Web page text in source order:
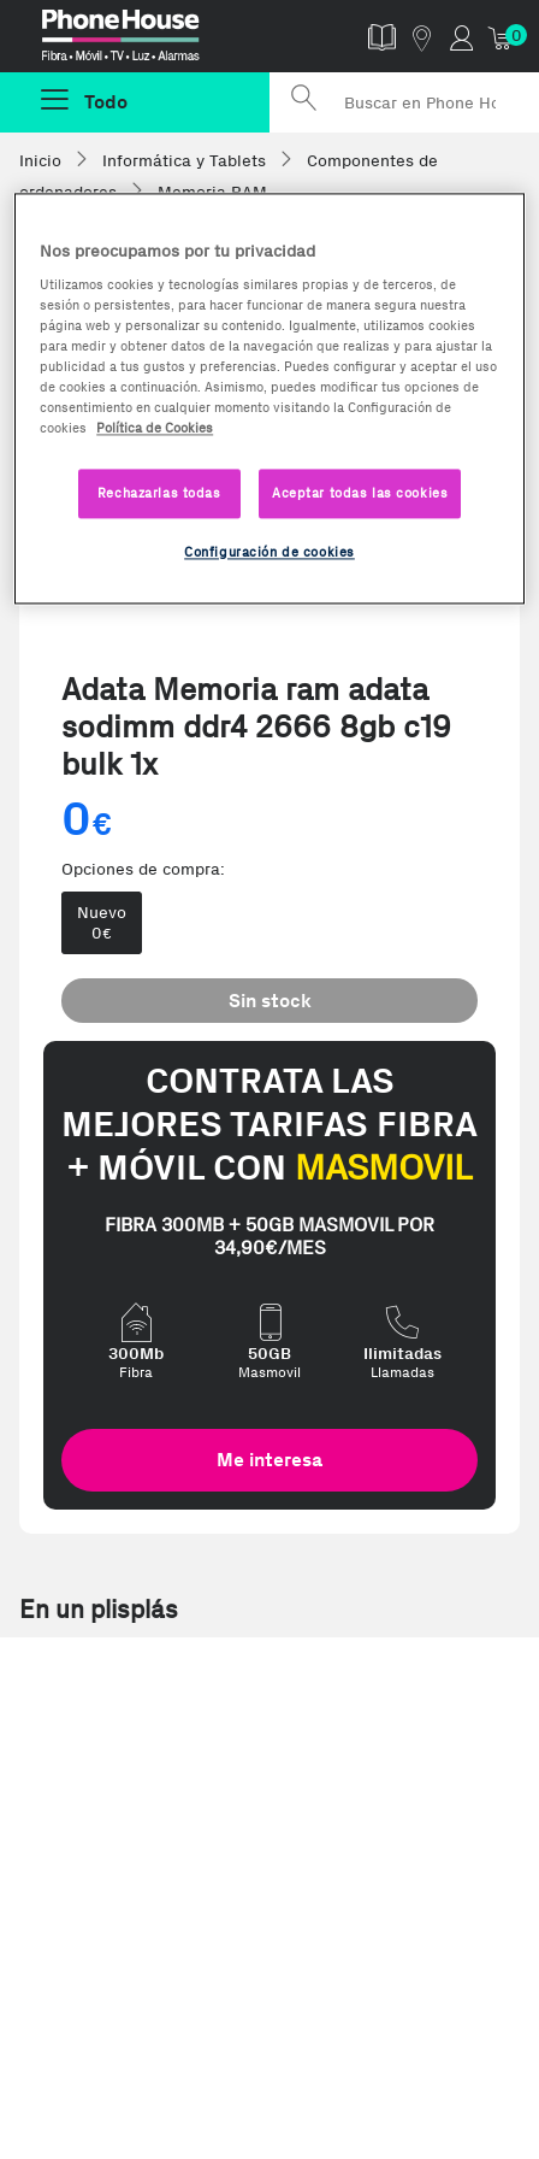
0
Todo
Inicio Informática y Tablets
Componentes de
ordenadores
Memoria RAM
Adata Memoria ram adata
sodimm ddr4 2666 8gb c19
bulk 1x
0€
Opciones de compra:
Nuevo
0€
Sin stock
CONTRATA LAS
MEJORES TARIFAS FIBRA
+ MÓVIL CON MASMOVIL
FIBRA 300MB + 50GB MASMOVIL POR
34,90€/MES
300Mb
Fibra
50GB
Masmovil
Ilimitadas
Llamadas
Me interesa
En un plisplás
Nos preocupamos por tu privacidad
Utilizamos cookies y tecnologías similares propias y de terceros, de
sesión o persistentes, para hacer funcionar de manera segura nuestra
página web y personalizar su contenido. Igualmente, utilizamos cookies
para medir y obtener datos de la navegación que realizas y para ajustar la
publicidad a tus gustos y preferencias. Puedes configurar y aceptar el uso
de cookies a continuación. Asimismo, puedes modificar tus opciones de
consentimiento en cualquier momento visitando la Configuración de
cookies
Política de Cookies
Rechazarlas todas Aceptar todas las cookies
Configuración de cookies